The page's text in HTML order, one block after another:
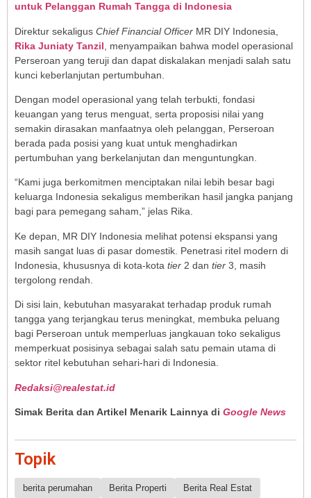
untuk Pelanggan Rumah Tangga di Indonesia
Direktur sekaligus Chief Financial Officer MR DIY Indonesia,
Rika Juniaty Tanzil , menyampaikan bahwa model operasional
Perseroan yang teruji dan dapat diskalakan menjadi salah satu
kunci keberlanjutan pertumbuhan.
Dengan model operasional yang telah terbukti, fondasi
keuangan yang terus menguat, serta proposisi nilai yang
semakin dirasakan manfaatnya oleh pelanggan, Perseroan
berada pada posisi yang kuat untuk menghadirkan
pertumbuhan yang berkelanjutan dan menguntungkan.
“Kami juga berkomitmen menciptakan nilai lebih besar bagi
keluarga Indonesia sekaligus memberikan hasil jangka panjang
bagi para pemegang saham,” jelas Rika.
Ke depan, MR DIY Indonesia melihat potensi ekspansi yang
masih sangat luas di pasar domestik. Penetrasi ritel modern di
Indonesia, khususnya di kota-kota tier 2 dan tier 3, masih
tergolong rendah.
Di sisi lain, kebutuhan masyarakat terhadap produk rumah
tangga yang terjangkau terus meningkat, membuka peluang
bagi Perseroan untuk memperluas jangkauan toko sekaligus
memperkuat posisinya sebagai salah satu pemain utama di
sektor ritel kebutuhan sehari-hari di Indonesia.
Redaksi@realestat.id
Simak Berita dan Artikel Menarik Lainnya di Google News
Topik
berita perumahan Berita Properti Berita Real Estat